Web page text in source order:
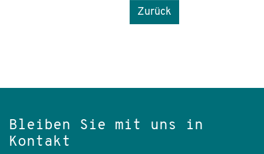
Zurück
Bleiben Sie mit uns in
Kontakt